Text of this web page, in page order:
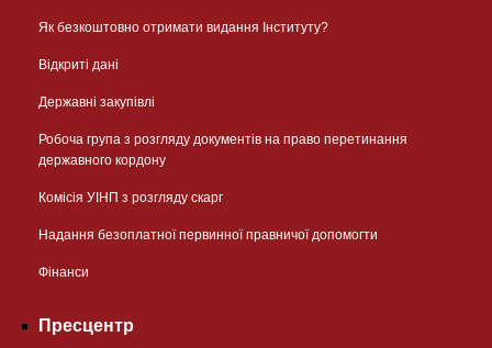
Як безкоштовно отримати видання Інституту?
Відкриті дані
Державні закупівлі
Робоча група з розгляду документів на право перетинання
державного кордону
Комісія УІНП з розгляду скарг
Надання безоплатної первинної правничої допомогти
Фінанси
Пресцентр